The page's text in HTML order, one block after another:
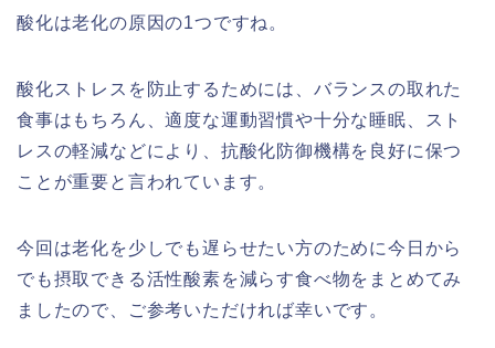
酸化は老化の原因の1つですね。
酸化ストレスを防止するためには、バランスの取れた
食事はもちろん、適度な運動習慣や十分な睡眠、スト
レスの軽減などにより、抗酸化防御機構を良好に保つ
ことが重要と言われています。
今回は老化を少しでも遅らせたい方のために今日から
でも摂取できる活性酸素を減らす食べ物をまとめてみ
ましたので、ご参考いただければ幸いです。